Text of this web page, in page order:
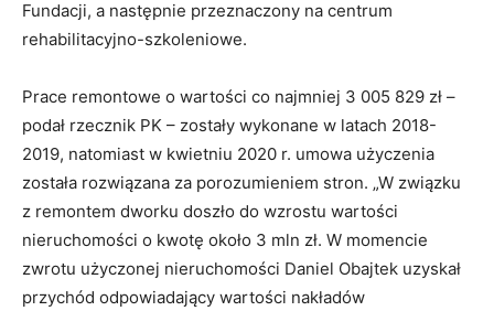
Fundacji, a następnie przeznaczony na centrum
rehabilitacyjno-szkoleniowe.
Prace remontowe o wartości co najmniej 3 005 829 zł –
podał rzecznik PK – zostały wykonane w latach 2018-
2019, natomiast w kwietniu 2020 r. umowa użyczenia
została rozwiązana za porozumieniem stron. „W związku
z remontem dworku doszło do wzrostu wartości
nieruchomości o kwotę około 3 mln zł. W momencie
zwrotu użyczonej nieruchomości Daniel Obajtek uzyskał
przychód odpowiadający wartości nakładów